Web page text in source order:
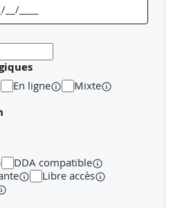
de la norme ISO 9241
principes fondamentaux des
d’une maquette, on
associer aux bons critères
aux attentes de l’utilisateur, auto-
adaptabilité, gestion
En ligne
Mixte
DDA compatible
Libre accès